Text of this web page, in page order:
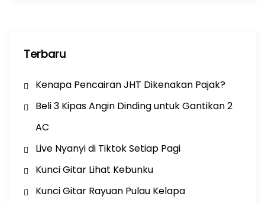
Terbaru
Kenapa Pencairan JHT Dikenakan Pajak?
Beli 3 Kipas Angin Dinding untuk Gantikan 2
AC
Live Nyanyi di Tiktok Setiap Pagi
Kunci Gitar Lihat Kebunku
Kunci Gitar Rayuan Pulau Kelapa